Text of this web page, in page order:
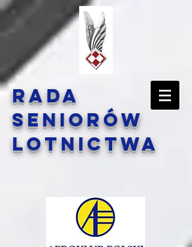
Rada
Seniorów
Lotnictwa